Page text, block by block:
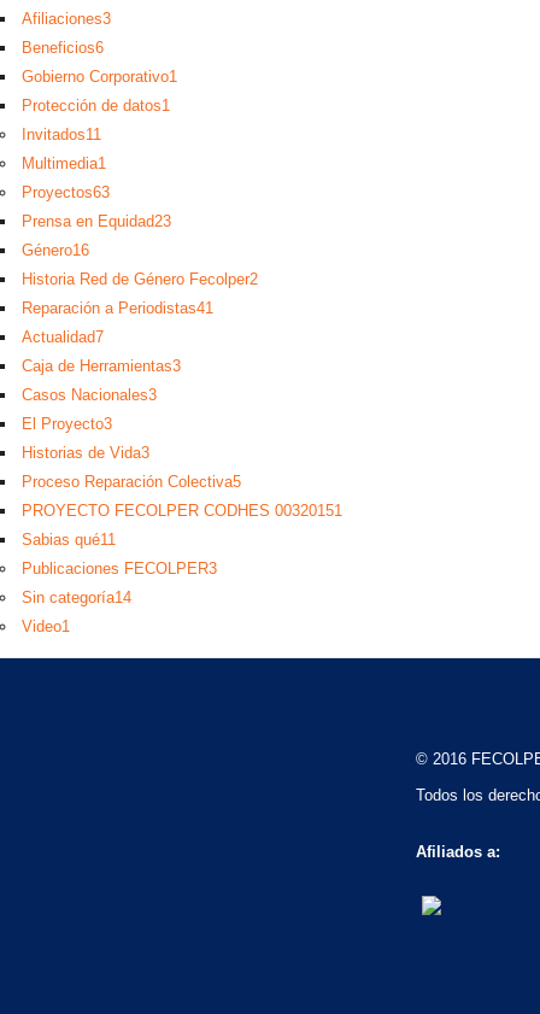
Afiliaciones3
Beneficios6
Gobierno Corporativo1
Protección de datos1
Invitados11
Multimedia1
Proyectos63
Prensa en Equidad23
Género16
Historia Red de Género Fecolper2
Reparación a Periodistas41
Actualidad7
Caja de Herramientas3
Casos Nacionales3
El Proyecto3
Historias de Vida3
Proceso Reparación Colectiva5
PROYECTO FECOLPER CODHES 00320151
Sabias qué11
Publicaciones FECOLPER3
Sin categoría14
Video1
© 2016
Todos los
Afiliados a: